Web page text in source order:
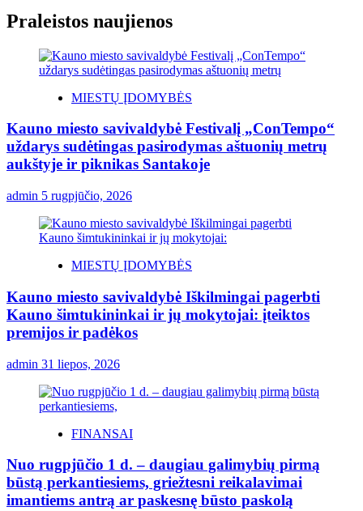
Praleistos naujienos
MIESTŲ ĮDOMYBĖS
Kauno miesto savivaldybė Festivalį „ConTempo“
uždarys sudėtingas pasirodymas aštuonių metrų
aukštyje ir piknikas Santakoje
admin 5 rugpjūčio, 2026
MIESTŲ ĮDOMYBĖS
Kauno miesto savivaldybė Iškilmingai pagerbti
Kauno šimtukininkai ir jų mokytojai: įteiktos
premijos ir padėkos
admin 31 liepos, 2026
FINANSAI
Nuo rugpjūčio 1 d. – daugiau galimybių pirmą
būstą perkantiesiems, griežtesni reikalavimai
imantiems antrą ar paskesnę būsto paskolą